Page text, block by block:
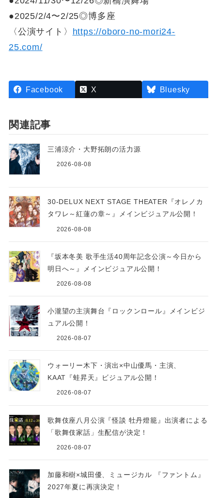
●2025/2/4〜2/25◎博多座
〈公演サイト〉 https://oboro-no-mori24-
25.com/
Facebook X Bluesky
関連記事
三浦涼介・大野拓朗の活力源
2026-08-08
30-DELUX NEXT STAGE THEATER『オレノカ
タワレ～紅蓮の章～』メインビジュアル公開！
2026-08-08
『坂本冬美 歌手生活40周年記念公演～今日から
明日へ～』メインビジュアル公開！
2026-08-08
小瀧望の主演舞台『ロックンロール』メインビジ
ュアル公開！
2026-08-07
ウォーリー木下・演出×中山優馬・主演、
KAAT『蛙昇天』ビジュアル公開！
2026-08-07
歌舞伎座八月公演『怪談 牡丹燈籠』出演者による
「歌舞伎家話」生配信が決定！
2026-08-07
加藤和樹×城田優、ミュージカル 『ファントム』
2027年夏に再演決定！